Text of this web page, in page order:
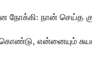
நோக்கி: நான் செய்த
என்னையும்